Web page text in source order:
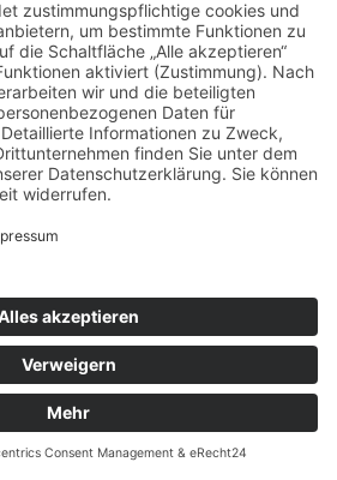
11.03.2022
unser G2-Wurf
über 3 Rüden und 2
zog sich von 01:00h
verlief alles gut und den
Mama geht es prima.
sind bereits vergeben!